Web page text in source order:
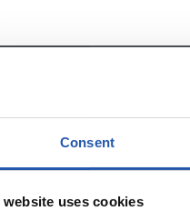
Consent
website uses cookies
Reto